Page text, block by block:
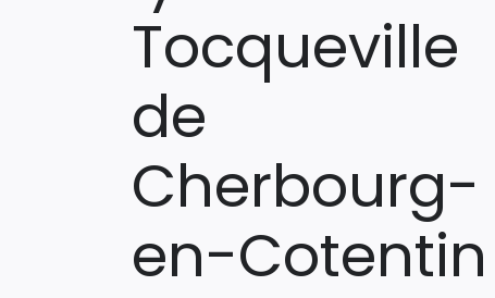
Tocqueville
de
Cherbourg-
en-Cotentin